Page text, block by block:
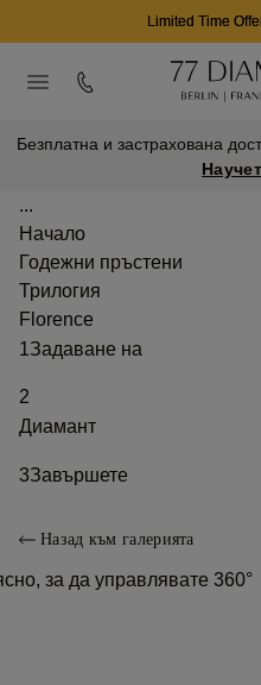
Limited Time
Безплатна и застрахована
...
Начало
Годежни пръстени
Трилогия
Florence
1Задаване на
2
Диамант
3Завършете
Назад към галерията
за да управлявате 360°